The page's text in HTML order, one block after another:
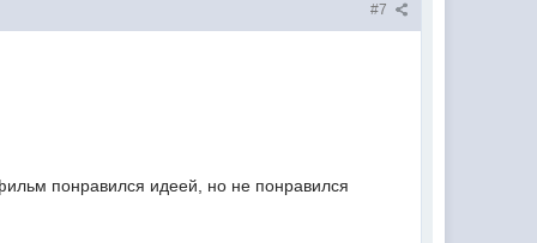
#7
понравился идеей, но не понравился